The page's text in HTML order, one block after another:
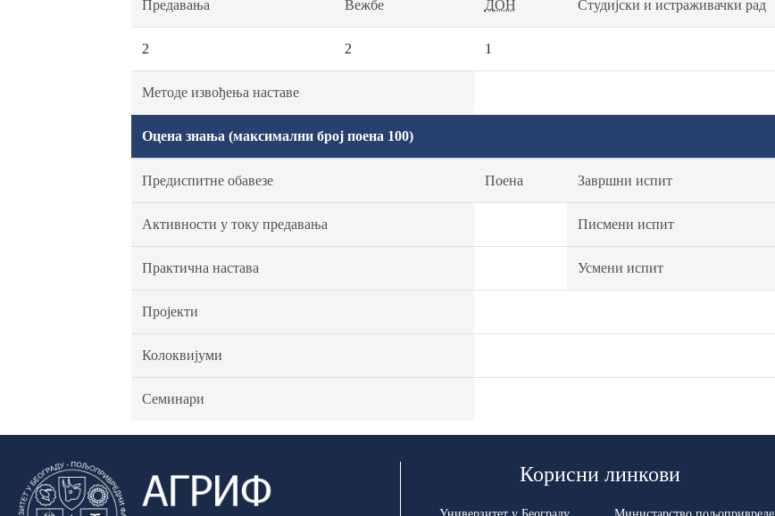
Предавања Вежбе ДОН Студијски и истраживачки рад
2 2 1
Методе извођења наставе
Оцена знања (максимални број поена 100)
Предиспитне обавезе Поена Завршни испит
Активности у току предавања Писмени испит
Практична настава Усмени испит
Пројекти
Колоквијуми
Семинари
Корисни линкови